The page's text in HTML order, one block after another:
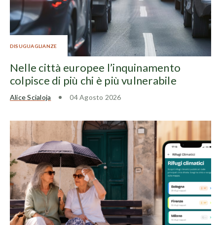
DISUGUAGLIANZE
Nelle città europee l’inquinamento
colpisce di più chi è più vulnerabile
Alice Scialoja 04 Agosto 2026